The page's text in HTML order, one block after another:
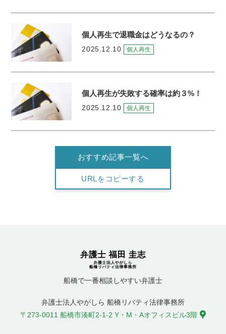
個人再生で退職金はどうなるの？
2025.12.10 個人再生
個人再生が失敗する確率は約３%！
2025.12.10 個人再生
おすすめ記事一覧へ
URLをコピーする
船橋で一番相談しやすい弁護士
弁護士法人やがしら 船橋リバティ法律事務所
〒273-0011 船橋市湊町2-1-2 Y・M・Aオフィスビル3階